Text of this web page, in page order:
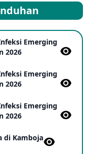
Ebola
2026
di RD Kongo dan
17 May 2026
Emerging
2026
Emerging
2026
Emerging
2026
di Kamboja​